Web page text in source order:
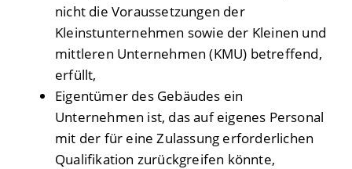
nicht die Voraussetzungen der
Kleinstunternehmen sowie der Kleinen und
mittleren Unternehmen (KMU) betreffend,
erfüllt,
Eigentümer des Gebäudes ein
Unternehmen ist, das auf eigenes Personal
mit der für eine Zulassung erforderlichen
Qualifikation zurückgreifen könnte,